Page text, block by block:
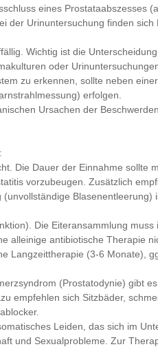
eines Prostataabszesses
der Urinuntersuchung finden sich
Wichtig ist die
oder
zu erkennen, sollte neben
erfolgen.
Ursachen der
Die Dauer der Einnahme sollte
vorzubeugen. Zusätzlich
Blasenentleerung)
Die Eiteransammlung muss
alleinige antibiotische Therapie
Langzeittherapie (3-6 Monate),
(Prostatodynie) gibt
empfehlen sich Sitzbäder,
Leiden, das sich im
und Sexualprobleme. Zur